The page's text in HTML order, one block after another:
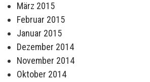
März 2015
Februar 2015
Januar 2015
Dezember 2014
November 2014
Oktober 2014